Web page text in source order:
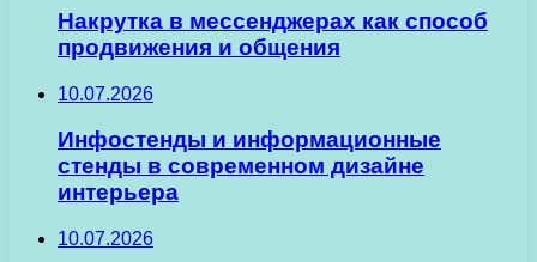
Накрутка в мессенджерах как способ
продвижения и общения
10.07.2026
Инфостенды и информационные
стенды в современном дизайне
интерьера
10.07.2026